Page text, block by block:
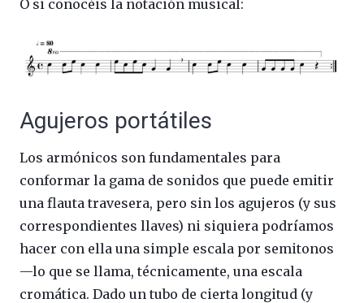
O si conocéis la notación musical:
Agujeros portátiles
Los armónicos son fundamentales para
conformar la gama de sonidos que puede emitir
una flauta travesera, pero sin los agujeros (y sus
correspondientes llaves) ni siquiera podríamos
hacer con ella una simple escala por semitonos
—lo que se llama, técnicamente, una escala
cromática. Dado un tubo de cierta longitud (y